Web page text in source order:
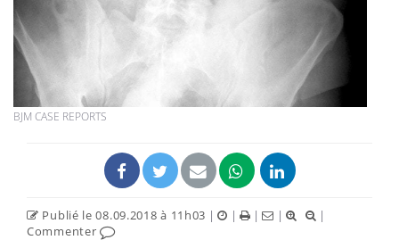
BJM CASE REPORTS
Publié le 08.09.2018 à 11h03 | | | |
|
Commenter